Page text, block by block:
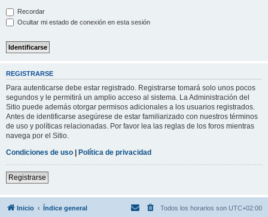
Recordar
Ocultar mi estado de conexión en esta sesión
REGISTRARSE
Para autenticarse debe estar registrado. Registrarse tomará solo unos pocos
segundos y le permitirá un amplio acceso al sistema. La Administración del
Sitio puede además otorgar permisos adicionales a los usuarios registrados.
Antes de identificarse asegúrese de estar familiarizado con nuestros términos
de uso y políticas relacionadas. Por favor lea las reglas de los foros mientras
navega por el Sitio.
Condiciones de uso | Política de privacidad
Registrarse
Inicio Índice general Todos los horarios son UTC+02:00